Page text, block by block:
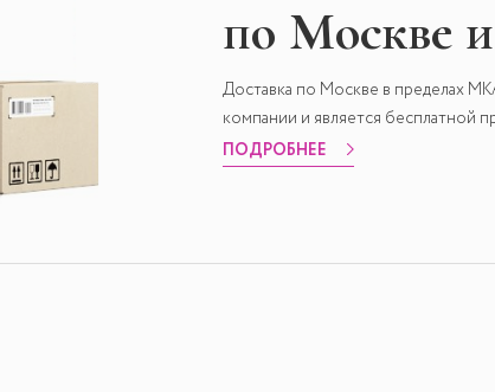
по Москве
Доставка по Москве в пределах
компании и является бесплатной
ПОДРОБНЕЕ